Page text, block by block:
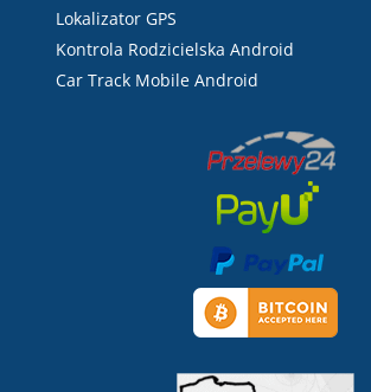
Lokalizator GPS
Kontrola Rodzicielska Android
Car Track Mobile Android